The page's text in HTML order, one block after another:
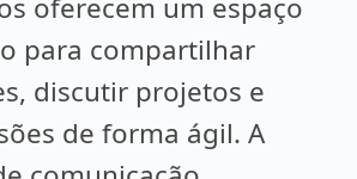
para compartilhar
discutir projetos e
de forma ágil. A